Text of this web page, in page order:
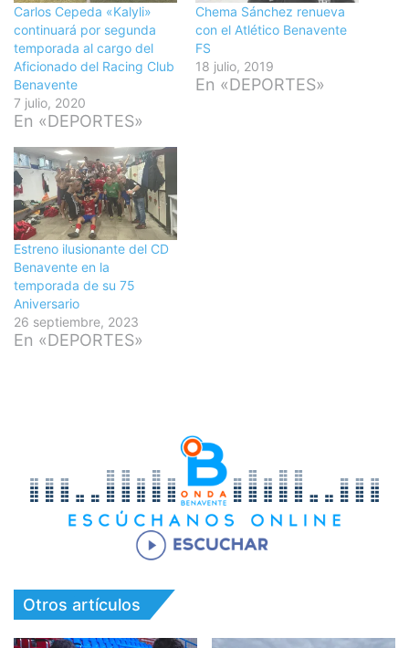
Carlos Cepeda «Kalyli»
continuará por segunda
temporada al cargo del
Aficionado del Racing Club
Benavente
7 julio, 2020
En «DEPORTES»
Chema Sánchez renueva
con el Atlético Benavente
FS
18 julio, 2019
En «DEPORTES»
Estreno ilusionante del CD
Benavente en la
temporada de su 75
Aniversario
26 septiembre, 2023
En «DEPORTES»
Otros artículos